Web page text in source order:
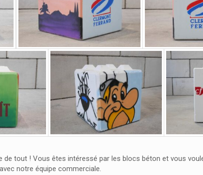
de tout ! Vous êtes intéressé par les blocs béton et vous
notre équipe commerciale.